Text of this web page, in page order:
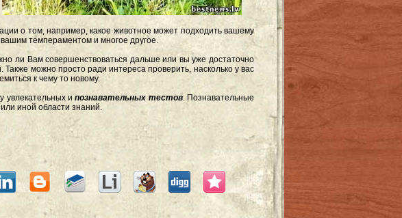
о том, например, какое животное может подходить вашему
темпераментом и многое другое.
ли Вам совершенствоваться дальше или вы уже достаточно
можно просто ради интереса проверить, насколько у вас
к чему то новому.
увлекательных ипознавательных тестов. Познавательные
иной области знаний.